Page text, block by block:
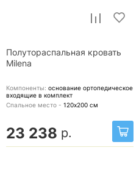
Полутораспальная кровать
Milena
Компоненты: основание ортопедическое
входящие в комплект
Спальное место - 120х200 см
23 238 р.